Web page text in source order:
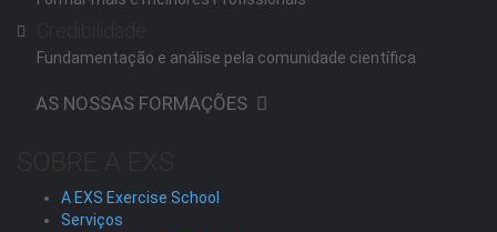
Fundamentação e análise pela comunidade científica
AS NOSSAS FORMAÇÕES
A EXS Exercise School
Serviços